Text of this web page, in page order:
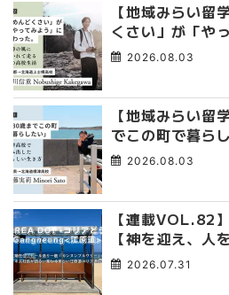
【地域みらい留
くさい」が「や
た。 十勝の風に
2026.08.03
【地域みらい留
でこの町で暮ら
み出した、私ら
2026.08.03
【連載VOL.82
【神を迎え、人
午祭 】
2026.07.31